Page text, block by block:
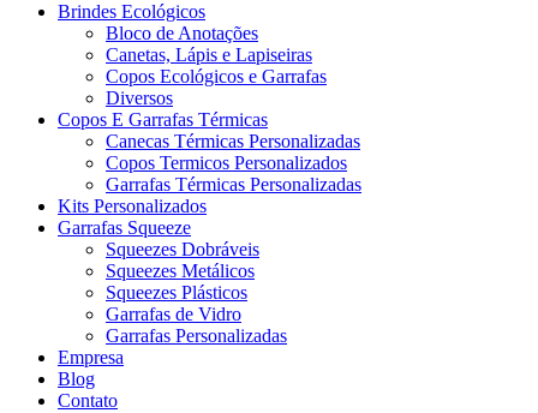
Brindes Ecológicos
Bloco de Anotações
Canetas, Lápis e Lapiseiras
Copos Ecológicos e Garrafas
Diversos
Copos E Garrafas Térmicas
Canecas Térmicas Personalizadas
Copos Termicos Personalizados
Garrafas Térmicas Personalizadas
Kits Personalizados
Garrafas Squeeze
Squeezes Dobráveis
Squeezes Metálicos
Squeezes Plásticos
Garrafas de Vidro
Garrafas Personalizadas
Empresa
Blog
Contato